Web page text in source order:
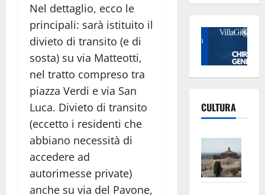
Nel dettaglio, ecco le
principali: sarà istituito il
divieto di transito (e di
sosta) su via Matteotti,
nel tratto compreso tra
piazza Verdi e via San
Luca. Divieto di transito
(eccetto i residenti che
abbiano necessità di
accedere ad
autorimesse private)
anche su via del Pavone,
CULTURA